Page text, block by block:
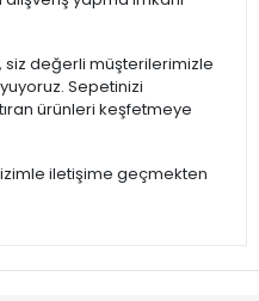
değerli müşterilerimizle
Sepetinizi
ürünleri keşfetmeye
iletişime geçmekten